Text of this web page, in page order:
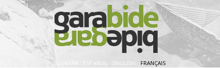
EUSKARA ESPAÑOL · ENGLISH · FRANÇAIS